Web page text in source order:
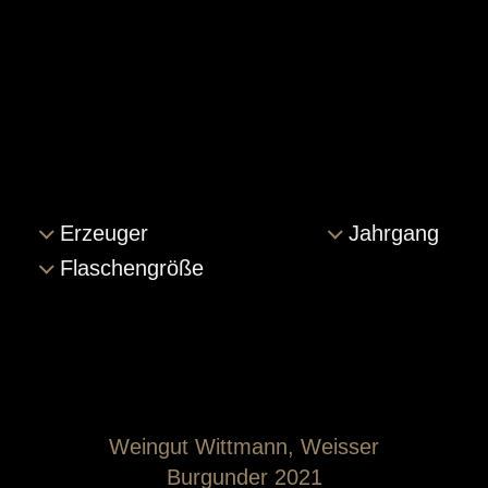
den individuellen Facetten der einzelnen
Herkünfte, der Charaktere und Besonderheiten
der jeweiligen Lagen. Das hohe
Erzeuger
Jahrgang
Flaschengröße
Weingut Wittmann, Weisser
Burgunder 2021